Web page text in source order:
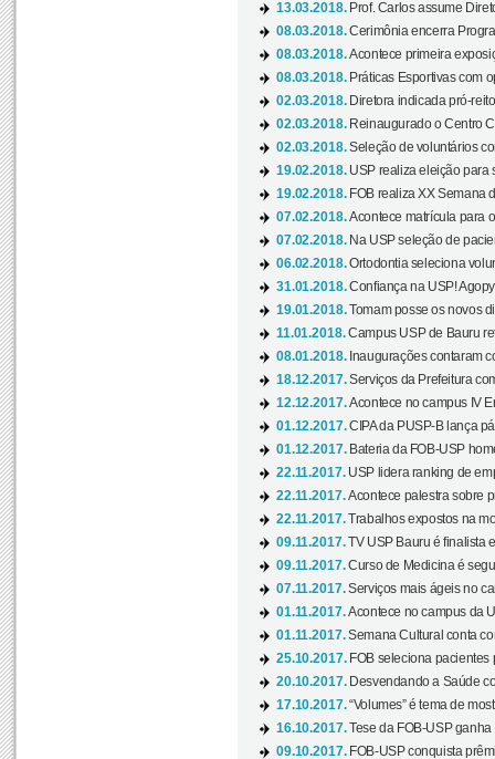
13.03.2018. Prof. Carlos assume
08.03.2018.Cerimônia encerra
08.03.2018.Acontece primeira
08.03.2018. Práticas Esportivas com
02.03.2018. Diretora indicada pró-
02.03.2018. Reinaugurado o Centro
02.03.2018.Seleção de voluntários
19.02.2018. USP realiza eleição para
19.02.2018. FOB realiza XX Semana
07.02.2018.Acontece matrícula para
07.02.2018. Na USP seleção de
06.02.2018.Ortodontia seleciona
31.01.2018.Confiança na USP!
19.01.2018.Tomam posse os novos
11.01.2018.Campus USP de Bauru
08.01.2018. Inaugurações contaram
18.12.2017.Serviços da Prefeitura
12.12.2017.Acontece no campus IV
01.12.2017.CIPA da PUSP-B lança
01.12.2017. Bateria da FOB-USP
22.11.2017. USP lidera ranking de
22.11.2017.Acontece palestra sobre
22.11.2017.Trabalhos expostos na
09.11.2017.TV USP Bauru é finalista
09.11.2017.Curso de Medicina é
07.11.2017.Serviços mais ágeis no
01.11.2017.Acontece no campus da
01.11.2017.Semana Cultural conta
25.10.2017. FOB seleciona pacientes
20.10.2017. Desvendando a Saúde
17.10.2017.“Volumes” é tema de
16.10.2017.Tese da FOB-USP
09.10.2017. FOB-USP conquista